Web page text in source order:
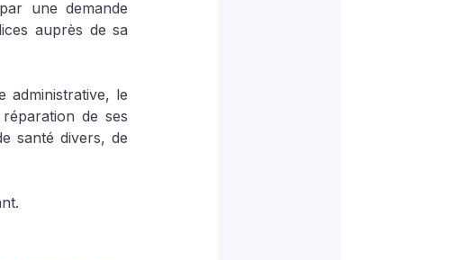
une demande
auprès de sa
administrative, le
de ses
santé divers, de